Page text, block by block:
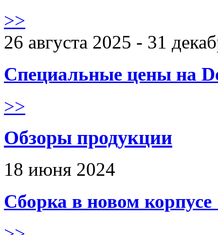
>>
26 августа 2025 - 31
Специальные цены на
>>
Обзоры продукции
18 июня 2024
Сборка в новом